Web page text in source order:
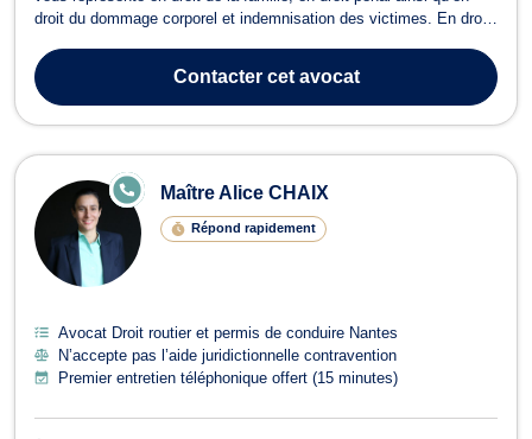
droit du dommage corporel et indemnisation des victimes. En droit
au divorce amiable ou judiciaire, à la séparation hors mariage, à la
séparation de...
Contactercet avocat
Maître Alice CHAIX
Répond rapidement
E
N
E
Avocat Droit routier et permis de conduire Nantes
N’accepte pas l’aide juridictionnelle contravention
Premier entretien téléphonique offert (15 minutes)